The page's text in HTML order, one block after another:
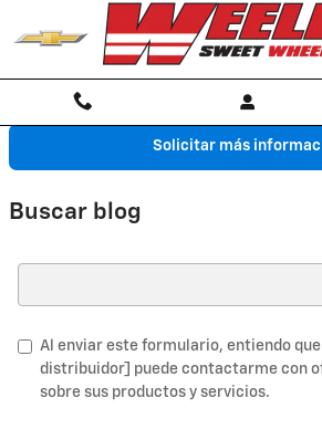
Saltar al contenido principal
Solicitar más
Buscar blog
Al enviar este formulario, entiendo que
distribuidor] puede contactarme con
sobre sus productos y servicios.